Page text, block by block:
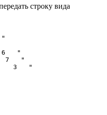
строку вида
6   "
7   "
3   "